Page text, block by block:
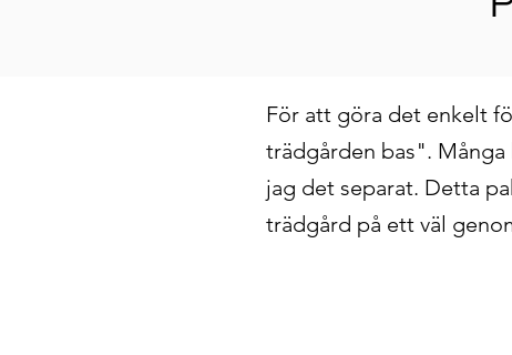
För att göra det enkelt
trädgården bas".
jag det separat. Detta
trädgård på ett väl